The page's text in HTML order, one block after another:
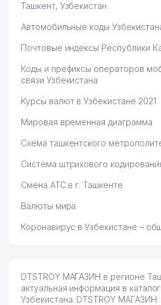
Ташкент, Узбекистан
Автомобильные коды
Почтовые индексы Республики
Коды и префиксы операторов
связи Узбекистана
Курсы валют в Узбекистане 2021
Мировая временная диаграмма
Схема ташкентского
Система штрихового
Смена АТС в г. Ташкенте
Валюты мира
Коронавирус в Узбекистане –
DTSTROY МАГАЗИН в регионе
актуальная информация в
Узбекистана. DTSTROY МАГАЗИН: